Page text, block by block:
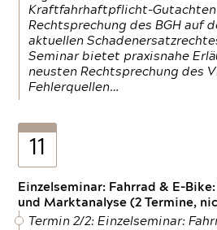
Kraftfahrhaftpflicht-Gutachten
Rechtsprechung des BGH auf
aktuellen
Seminar bietet praxisnahe
neusten Rechtsprechung des
Fehlerquellen…
11
Einzelseminar: Fahrrad & E-
und Marktanalyse (2 Termine,
Termin 2/2: Einzelseminar: